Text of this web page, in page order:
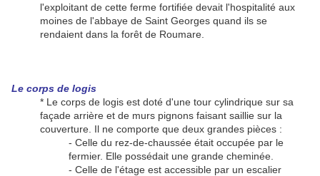
l'exploitant de cette ferme fortifiée devait l'hospitalité aux
moines de l'abbaye de Saint Georges quand ils se
rendaient dans la forêt de Roumare.
Le corps de logis
* Le corps de logis est doté d'une tour cylindrique sur sa
façade arrière et de murs pignons faisant saillie sur la
couverture. Il ne comporte que deux grandes pièces :
- Celle du rez-de-chaussée était occupée par le
fermier. Elle possédait une grande cheminée.
- Celle de l'étage est accessible par un escalier